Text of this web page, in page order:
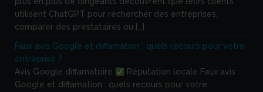
utilisent ChatGPT pour rechercher des entreprises,
comparer des prestataires ou […]
Faux avis Google et diffamation : quels recours pour votre
entreprise ?
Avis Google diffamatoire
Réputation locale Faux avis
Google et diffamation : quels recours pour votre